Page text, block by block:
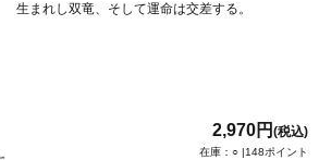
生まれし双竜、そして運命は交差する。
2,970円 (税込)
在庫：○ |148ポイント